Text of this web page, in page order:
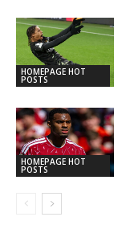
HOMEPAGE HOT
POSTS
HOMEPAGE HOT
POSTS